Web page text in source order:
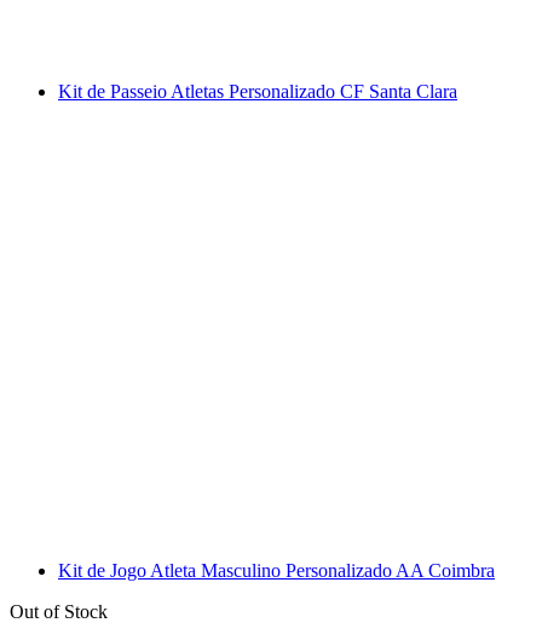
Kit de Passeio Atletas Personalizado CF Santa Clara
Kit de Jogo Atleta Masculino Personalizado AA Coimbra
Out of Stock